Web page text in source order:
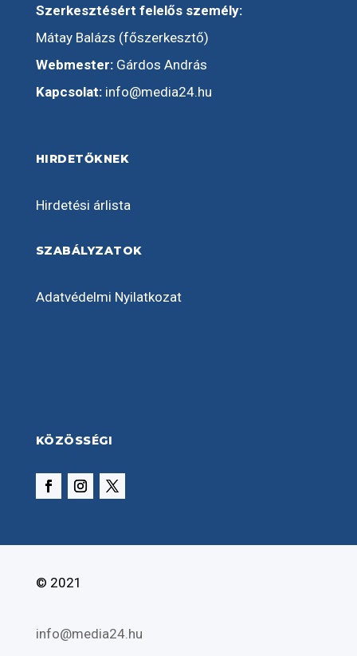
Szerkesztésért felelős személy:
Mátay Balázs (főszerkesztő)
Webmester:Gárdos András
Kapcsolat: info@media24.hu
HIRDETŐKNEK
Hirdetési árlista
SZABÁLYZATOK
Adatvédelmi Nyilatkozat
KÖZÖSSÉGI
© 2021
info@media24.hu